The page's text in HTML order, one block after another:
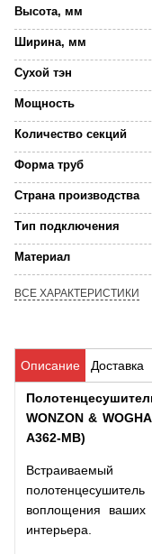
Высота, мм
Ширина, мм
Сухой тэн
Мощность
Количество секций
Форма труб
Страна производства
Тип подключения
Материал
ВСЕ ХАРАКТЕРИСТИКИ
Описание Доставка
WONZON &
A362-MB)
Встраиваемый
воплощения
интерьера.